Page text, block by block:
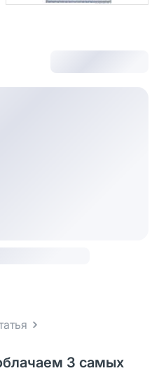
3 самых